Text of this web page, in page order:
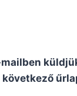
következő